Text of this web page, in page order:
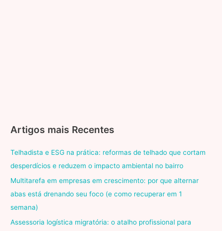
Artigos mais Recentes
Telhadista e ESG na prática: reformas de telhado que cortam
desperdícios e reduzem o impacto ambiental no bairro
Multitarefa em empresas em crescimento: por que alternar
abas está drenando seu foco (e como recuperar em 1
semana)
Assessoria logística migratória: o atalho profissional para